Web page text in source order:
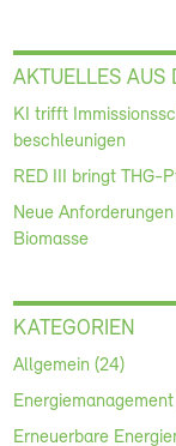
AKTUELLES AUS
KI trifft
beschleunigen
RED III bringt THG-
Neue
Biomasse
KATEGORIEN
Allgemein (24)
Energiemanagement
Erneuerbare